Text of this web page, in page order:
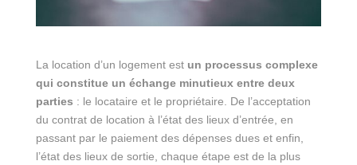
La location d’un logement est un processus complexe
qui constitue un échange minutieux entre deux
parties : le locataire et le propriétaire. De l’acceptation
du contrat de location à l’état des lieux d’entrée, en
passant par le paiement des dépenses dues et enfin,
l’état des lieux de sortie, chaque étape est de la plus